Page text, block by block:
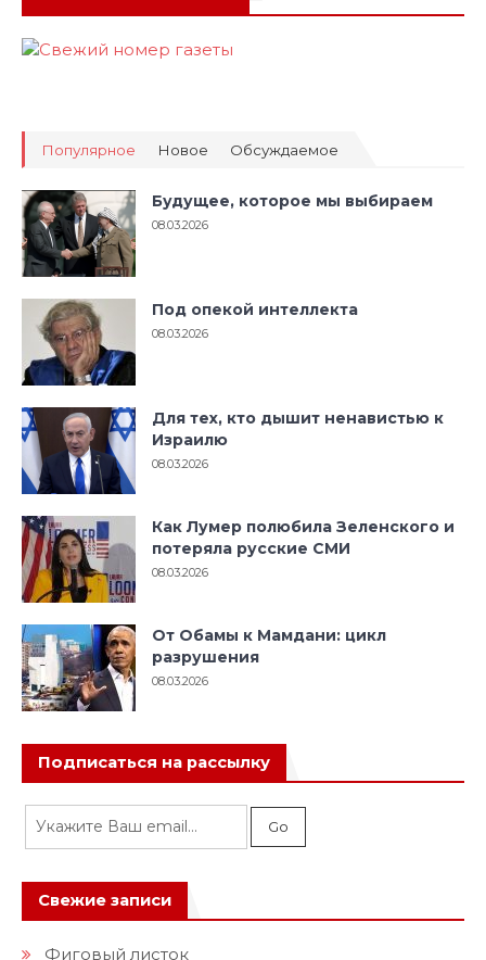
Популярное Новое Обсуждаемое
Будущее, которое мы выбираем
08.03.2026
Под опекой интеллекта
08.03.2026
Для тех, кто дышит ненавистью к
Израилю
08.03.2026
Как Лумер полюбила Зеленского и
потеряла русские СМИ
08.03.2026
От Обамы к Мамдани: цикл
разрушения
08.03.2026
Подписаться на рассылку
Свежие записи
Фиговый листок